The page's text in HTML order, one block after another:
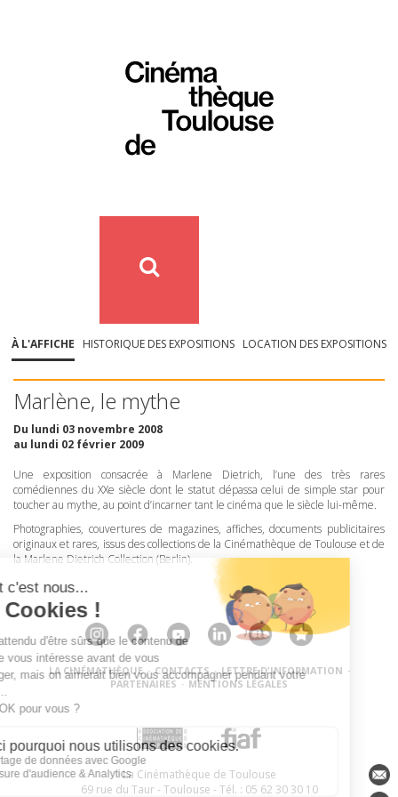
À L'AFFICHE HISTORIQUE DES EXPOSITIONS LOCATION DES EXPOSITIONS
Marlène, le mythe
Du lundi 03 novembre 2008
au lundi 02 février 2009
Une exposition consacrée à Marlene Dietrich, l’une des très rares
comédiennes du XXe siècle dont le statut dépassa celui de simple star pour
toucher au mythe, au point d’incarner tant le cinéma que le siècle lui-même.
Photographies, couvertures de magazines, affiches, documents publicitaires
originaux et rares, issus des collections de la Cinémathèque de Toulouse et de
la Marlene Dietrich Collection (Berlin).
LA CINÉMATHÈQUE · CONTACTS · LETTRE D'INFORMATION ·
PARTENAIRES · MENTIONS LÉGALES
La Cinémathèque de Toulouse
69 rue du Taur - Toulouse - Tél. : 05 62 30 30 10